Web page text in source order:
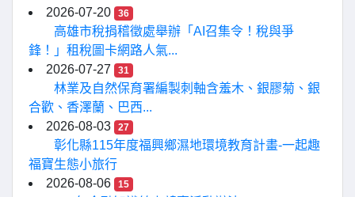
2026-07-20
36
高雄市稅捐稽徵處舉辦「AI召集令！稅與爭
鋒！」租稅圖卡網路人氣...
2026-07-27
31
林業及自然保育署編製刺軸含羞木、銀膠菊、銀
合歡、香澤蘭、巴西...
2026-08-03
27
彰化縣115年度福興鄉濕地環境教育計畫-一起趣
福寶生態小旅行
2026-08-06
15